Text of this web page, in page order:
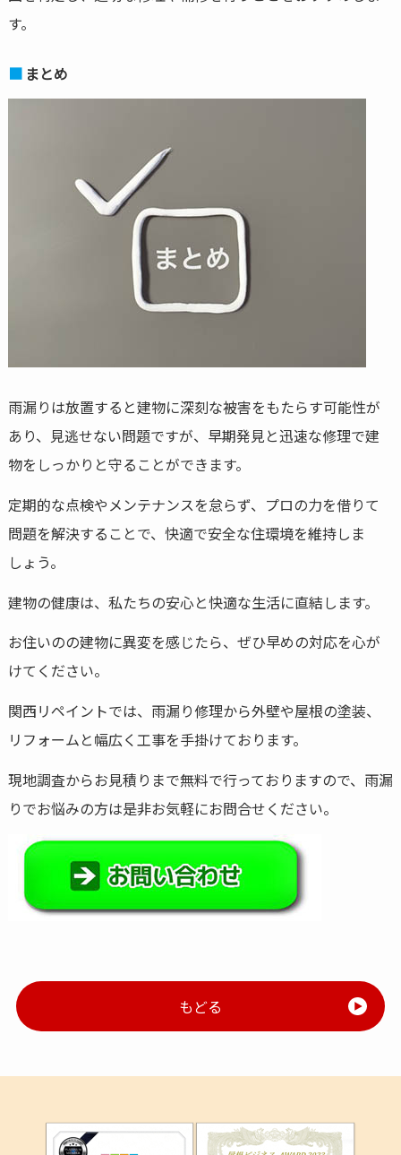
す。
まとめ
雨漏りは放置すると建物に深刻な被害をもたらす可能性が
あり、見逃せない問題ですが、早期発見と迅速な修理で建
物をしっかりと守ることができます。
定期的な点検やメンテナンスを怠らず、プロの力を借りて
問題を解決することで、快適で安全な住環境を維持しま
しょう。
建物の健康は、私たちの安心と快適な生活に直結します。
お住いのの建物に異変を感じたら、ぜひ早めの対応を心が
けてください。
関西リペイントでは、雨漏り修理から外壁や屋根の塗装、
リフォームと幅広く工事を手掛けております。
現地調査からお見積りまで無料で行っておりますので、雨漏
りでお悩みの方は是非お気軽にお問合せください。
もどる